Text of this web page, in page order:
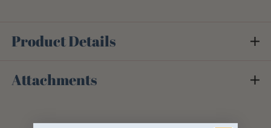
Product Details
Attachments